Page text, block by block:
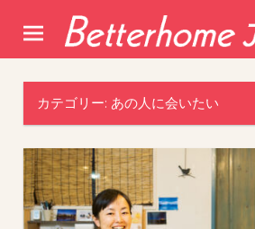
content
カテゴリー: あの人に会いたい